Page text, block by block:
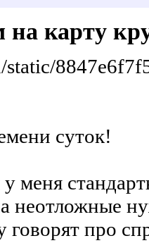
карту
суток!
у меня
неотложные
говорят про